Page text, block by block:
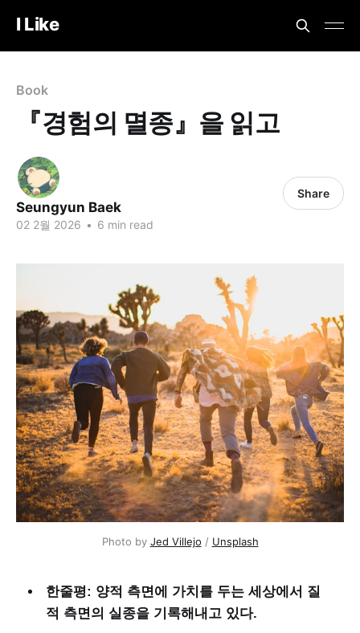
I Like
Book
『경험의 멸종』을 읽고
Seungyun Baek
02 2월 2026 • 6 min read
Share
Photo by Jed Villejo / Unsplash
한줄평: 양적 측면에 가치를 두는 세상에서 질
적 측면의 실종을 기록해내고 있다.